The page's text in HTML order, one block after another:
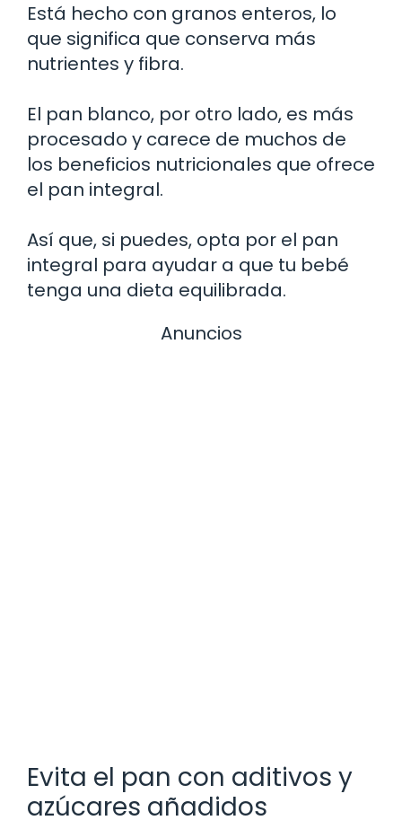
Está hecho con granos enteros, lo
que significa que conserva más
nutrientes y fibra.
El pan blanco, por otro lado, es más
procesado y carece de muchos de
los beneficios nutricionales que ofrece
el pan integral.
Así que, si puedes, opta por el pan
integral para ayudar a que tu bebé
tenga una dieta equilibrada.
Anuncios
Evita el pan con aditivos y
azúcares añadidos